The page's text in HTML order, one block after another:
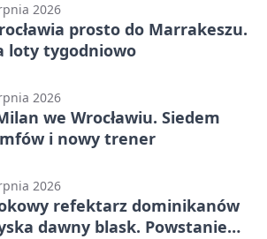
2026
prosto do Marrakeszu.
loty tygodniowo
2026
we Wrocławiu. Siedem
i nowy trener
2026
refektarz dominikanów
dawny blask. Powstanie